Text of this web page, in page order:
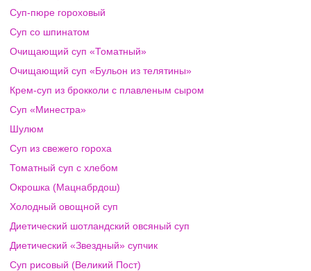
Суп-пюре гороховый
Суп со шпинатом
Очищающий суп «Томатный»
Очищающий суп «Бульон из телятины»
Крем-суп из брокколи с плавленым сыром
Суп «Минестра»
Шулюм
Суп из свежего гороха
Томатный суп с хлебом
Окрошка (Мацнабрдош)
Холодный овощной суп
Диетический шотландский овсяный суп
Диетический «Звездный» супчик
Суп рисовый (Великий Пост)